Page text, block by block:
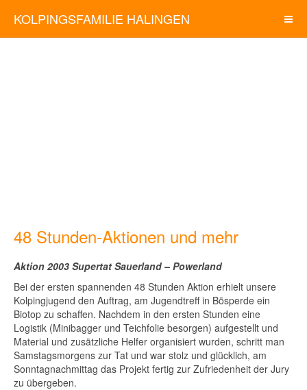
KOLPINGSFAMILIE HALINGEN
48 Stunden-Aktionen und mehr
Aktion 2003 Supertat Sauerland – Powerland
Bei der ersten spannenden 48 Stunden Aktion erhielt unsere
Kolpingjugend den Auftrag, am Jugendtreff in Bösperde ein
Biotop zu schaffen. Nachdem in den ersten Stunden eine
Logistik (Minibagger und Teichfolie besorgen) aufgestellt und
Material und zusätzliche Helfer organisiert wurden, schritt man
Samstagsmorgens zur Tat und war stolz und glücklich, am
Sonntagnachmittag das Projekt fertig zur Zufriedenheit der Jury
zu übergeben.